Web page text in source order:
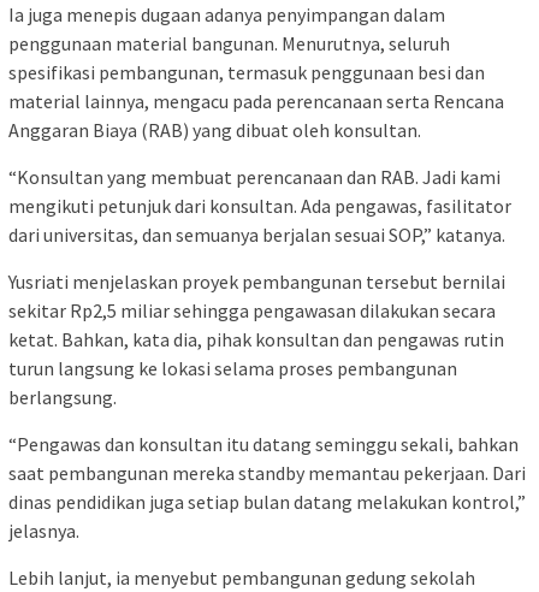
Ia juga menepis dugaan adanya penyimpangan dalam
penggunaan material bangunan. Menurutnya, seluruh
spesifikasi pembangunan, termasuk penggunaan besi dan
material lainnya, mengacu pada perencanaan serta Rencana
Anggaran Biaya (RAB) yang dibuat oleh konsultan.
“Konsultan yang membuat perencanaan dan RAB. Jadi kami
mengikuti petunjuk dari konsultan. Ada pengawas, fasilitator
dari universitas, dan semuanya berjalan sesuai SOP,” katanya.
Yusriati menjelaskan proyek pembangunan tersebut bernilai
sekitar Rp2,5 miliar sehingga pengawasan dilakukan secara
ketat. Bahkan, kata dia, pihak konsultan dan pengawas rutin
turun langsung ke lokasi selama proses pembangunan
berlangsung.
“Pengawas dan konsultan itu datang seminggu sekali, bahkan
saat pembangunan mereka standby memantau pekerjaan. Dari
dinas pendidikan juga setiap bulan datang melakukan kontrol,”
jelasnya.
Lebih lanjut, ia menyebut pembangunan gedung sekolah